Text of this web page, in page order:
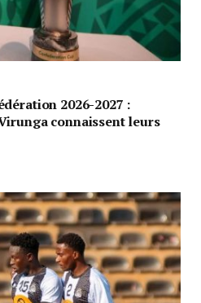
2026-2027 :
connaissent leurs